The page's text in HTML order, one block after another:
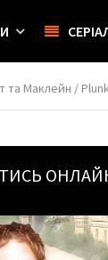
та Маклейн /